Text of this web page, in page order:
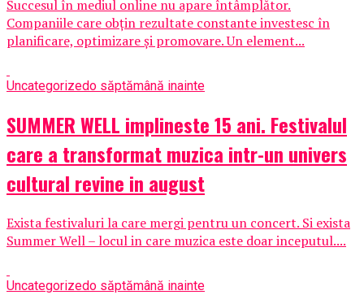
Succesul în mediul online nu apare întâmplător.
Companiile care obțin rezultate constante investesc în
planificare, optimizare și promovare. Un element...
Uncategorizedo săptămână inainte
SUMMER WELL implineste 15 ani. Festivalul
care a transformat muzica intr-un univers
cultural revine in august
Exista festivaluri la care mergi pentru un concert. Si exista
Summer Well – locul in care muzica este doar inceputul....
Uncategorizedo săptămână inainte